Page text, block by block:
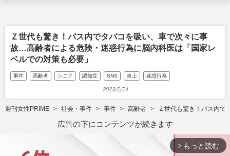
Ｚ世代も驚き！バス内でタバコを吸い、車で次々に事
故…高齢者による危険・迷惑行為に脳内科医は「国家レ
ベルでの対策も必要」
事件 高齢者 シニア 認知症 SNS 炎上 迷惑行為
2023/2/24
週刊女性PRIME 社会・事件 事件 高齢者 Ｚ世代も驚き！バス内
広告の下にコンテンツが続きます
arrow_forward_ios もっと読む